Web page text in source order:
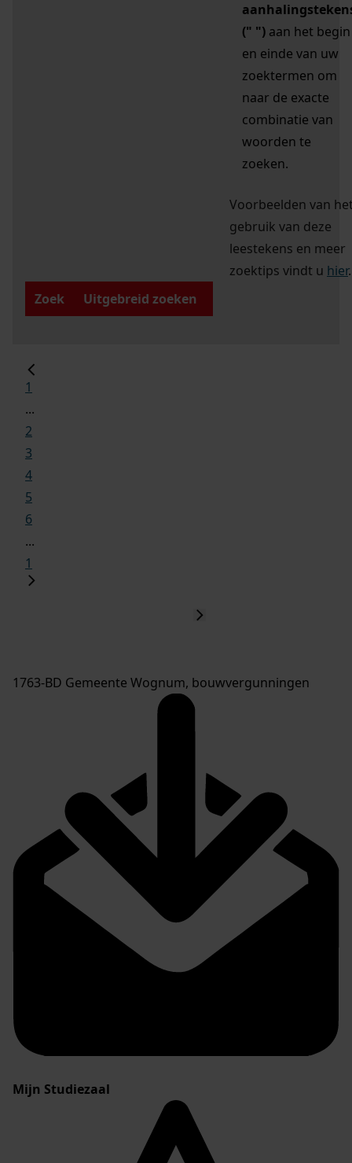
(" ") aan het begin
en einde van uw
zoektermen om
naar de exacte
combinatie van
woorden te
zoeken.
Voorbeelden van
gebruik van deze
leestekens en meer
zoektips vindt u hier.
Zoek
Uitgebreid zoeken
1
...
2
3
4
5
6
...
1
1763-BD Gemeente Wognum, bouwvergunningen
Mijn Studiezaal